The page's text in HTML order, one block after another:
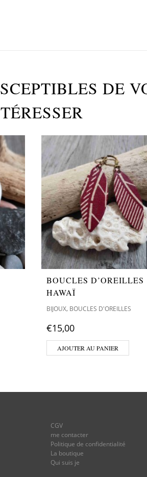
DE
BOUCLES D’OREILLES
HAWAÏ
BIJOUX, BOUCLES D'OREILLES
€15,00
AJOUTER AU PANIER
CGV
me contacter
Politique de confidentialité
La boutique
Qui suis je